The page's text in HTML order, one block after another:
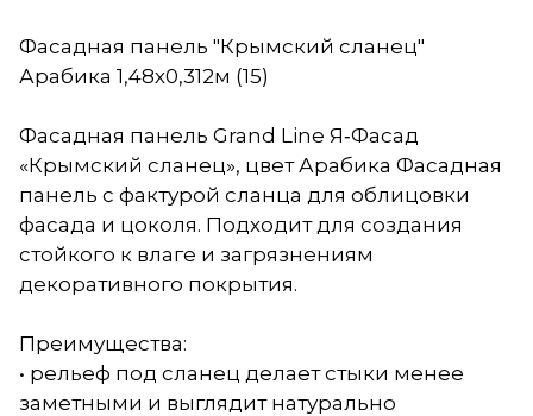
Фасадная панель "Крымский сланец"
Арабика 1,48х0,312м (15)
Фасадная панель Grand Line Я‑Фасад
«Крымский сланец», цвет Арабика Фасадная
панель с фактурой сланца для облицовки
фасада и цоколя. Подходит для создания
стойкого к влаге и загрязнениям
декоративного покрытия.
Преимущества:
• рельеф под сланец делает стыки менее
заметными и выглядит натурально